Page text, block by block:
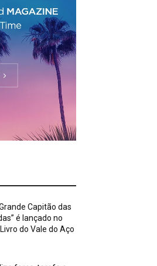
Capitão das
é lançado no
do Vale do Aço